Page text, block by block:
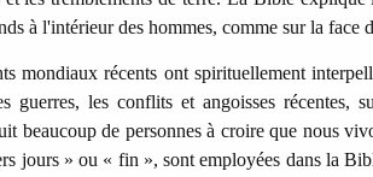
à l'intérieur des hommes, comme sur la face
mondiaux récents ont spirituellement
guerres, les conflits et angoisses récentes,
beaucoup de personnes à croire que nous
jours » ou « fin », sont employées dans la